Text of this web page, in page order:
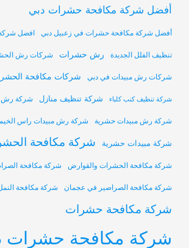
أفضل شركة مكافحة حشرات دبي
أفضل شركة مكافحة حشرات في زعبيل دبي افضل
تنظيف الفلل الجديدة رش حشرات شركات رش
شركات رش مبيدات في دبي شركات مكافحة
شركة تنظيف كنب كلباء شركة تنظيف منازل شركة
شركة رش مبيدات حشرية شركة رش مبيدات راس
شركة مبيدات حشرية شركة مكافحة
شركة مكافحة الحشرات والقوارض شركة مكافحة
شركة مكافحة الصراصير في عجمان شركة مكافحة
شركة مكافحة حشرات
شركة مكافحة حشرات